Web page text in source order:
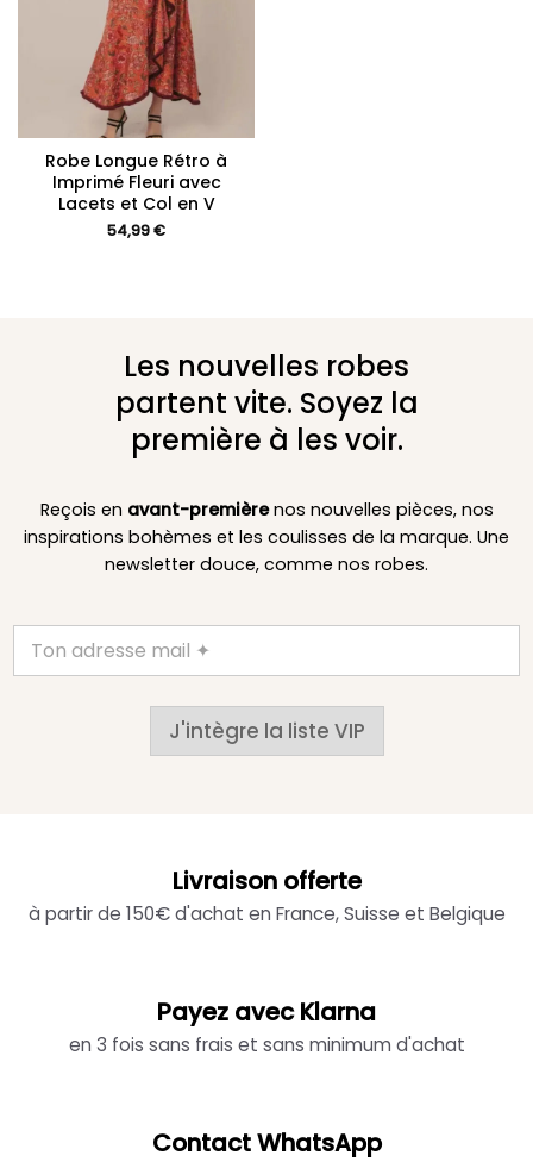
Robe Longue Rétro à
Imprimé Fleuri avec
Lacets et Col en V
54,99€
Les nouvelles robes
partent vite. Soyez la
première à les voir.
Reçois en avant-premièrenos nouvelles pièces, nos
inspirations bohèmes et les coulisses de la marque. Une
newsletter douce, comme nos robes.
J'intègre la liste VIP
Livraison offerte
à partir de 150€ d'achat en France, Suisse et Belgique
Payez avec Klarna
en 3 fois sans frais et sans minimum d'achat
Contact WhatsApp